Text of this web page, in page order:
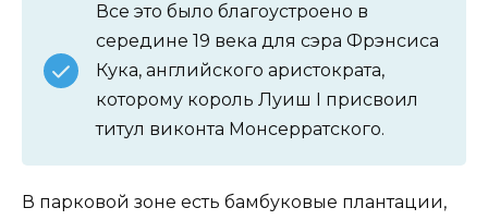
Все это было благоустроено в
середине 19 века для сэра Фрэнсиса
Кука, английского аристократа,
которому король Луиш I присвоил
титул виконта Монсерратского.
В парковой зоне есть бамбуковые плантации,